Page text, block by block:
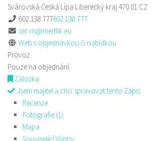
Svárovská Česká Lípa Liberecký kraj470 01 CZ
602 138 777602 138 777
servis@mertlik.eu
Web s objednávkou či nabídkou
Provoz
Pouze na objednání
Záložka
Jsem majitel a chci spravovat tento Zápis
Recenze
Fotografie (1)
Mapa
Související Výpisy